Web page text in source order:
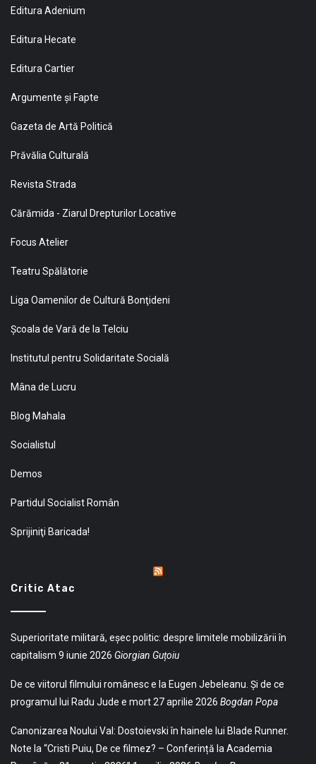
Editura Adenium
Editura Hecate
Editura Cartier
Argumente și Fapte
Gazeta de Artă Politică
Prăvălia Culturală
Revista Strada
Cărămida - Ziarul Drepturilor Locative
Focus Atelier
Teatru Spălătorie
Liga Oamenilor de Cultură Bonţideni
Şcoala de Vară de la Telciu
Institutul pentru Solidaritate Socială
Mâna de Lucru
Blog Mahala
Socialistul
Demos
Partidul Socialist Român
Sprijiniţi Baricada!
Critic Atac
Superioritate militară, eșec politic: despre limitele mobilizării în
capitalism 9 iunie 2026 Giorgian Guțoiu
De ce viitorul filmului românesc e la Eugen Jebeleanu. Și de ce
programul lui Radu Jude e mort27 aprilie 2026 Bogdan Popa
Canonizarea Noului Val: Dostoievski în hainele lui Blade Runner.
Note la “Cristi Puiu, De ce filmez? – Conferință la Academia